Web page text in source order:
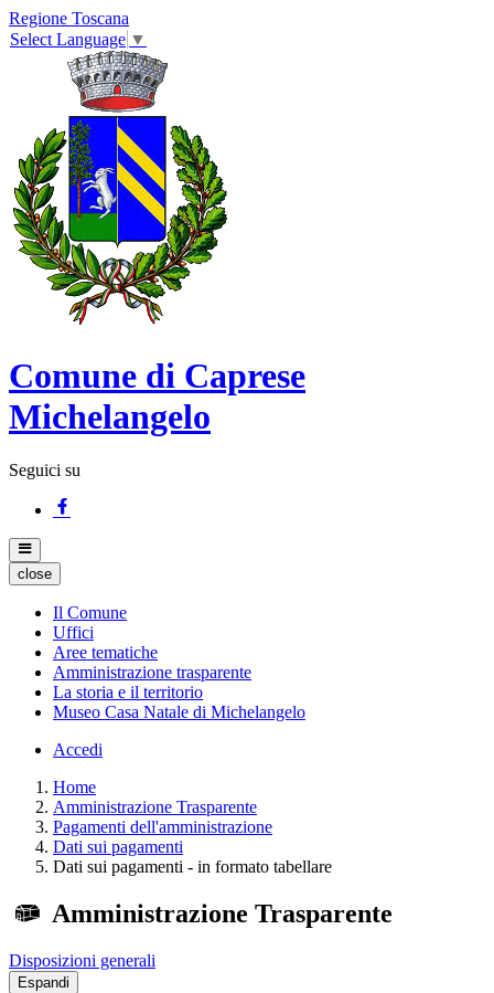
Regione Toscana
Select Language ▼
Comune di Caprese
Michelangelo
Seguici su
close
Il Comune
Uffici
Aree tematiche
Amministrazione trasparente
La storia e il territorio
Museo Casa Natale di Michelangelo
Accedi
Home
Amministrazione Trasparente
Pagamenti dell'amministrazione
Dati sui pagamenti
Dati sui pagamenti - in formato tabellare
Amministrazione Trasparente
Disposizioni generali
Espandi